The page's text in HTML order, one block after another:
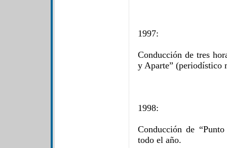
1997:
Conducción de tres
y Aparte” (periodístico
1998:
Conducción de
todo el año.